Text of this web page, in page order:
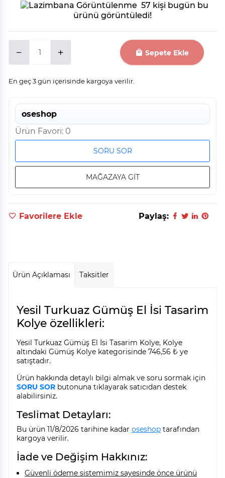
57 kişi bugün bu
ürünü görüntüledi!
Sepete Ekle
En geç 3 gün içerisinde kargoya verilir.
oseshop
Ürün Favori: 0
SORU SOR
MAĞAZAYA GİT
Favorilere Ekle Paylaş:
Ürün Açıklaması Taksitler
Yesil Turkuaz Gümüş El İsi Tasarim
Kolye özellikleri:
Yesil Turkuaz Gümüş El İsi Tasarim Kolye, Kolye
altındaki Gümüş Kolye kategorisinde 746,56 ₺ ye
satıştadır.
Ürün hakkında detaylı bilgi almak ve soru sormak için
SORU SOR butonuna tıklayarak satıcıdan destek
alabilirsiniz.
Teslimat Detayları:
Bu ürün 11/8/2026 tarihine kadar oseshop tarafından
kargoya verilir.
İade ve Değişim Hakkınız:
Güvenli ödeme sistemimiz sayesinde önce ürünü